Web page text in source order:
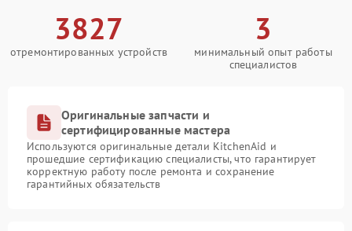
3827
отремонтированных устройств
3
минимальный опыт работы
специалистов
Оригинальные запчасти и
сертифицированные мастера
Используются оригинальные детали KitchenAid и
прошедшие сертификацию специалисты, что гарантирует
корректную работу после ремонта и сохранение
гарантийных обязательств